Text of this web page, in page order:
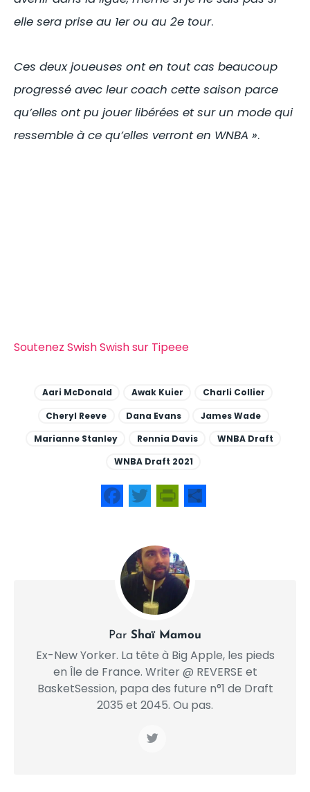
elle sera prise au 1er ou au 2e tour.
Ces deux joueuses ont en tout cas beaucoup
progressé avec leur coach cette saison parce
qu’elles ont pu jouer libérées et sur un mode qui
ressemble à ce qu’elles verront en WNBA ».
Aari McDonald Awak Kuier
Charli Collier
Cheryl Reeve
Dana Evans
James Wade
Marianne Stanley
Rennia Davis
WNBA Draft
WNBA Draft 2021
Facebook
Twitter
PrintFriendly
Share
Par Shaï Mamou
Ex-New Yorker. La tête à Big Apple, les pieds
en Île de France. Writer @ REVERSE et
BasketSession, papa des future n°1 de Draft
2035 et 2045. Ou pas.
Soutenez Swish Swish sur Tipeee